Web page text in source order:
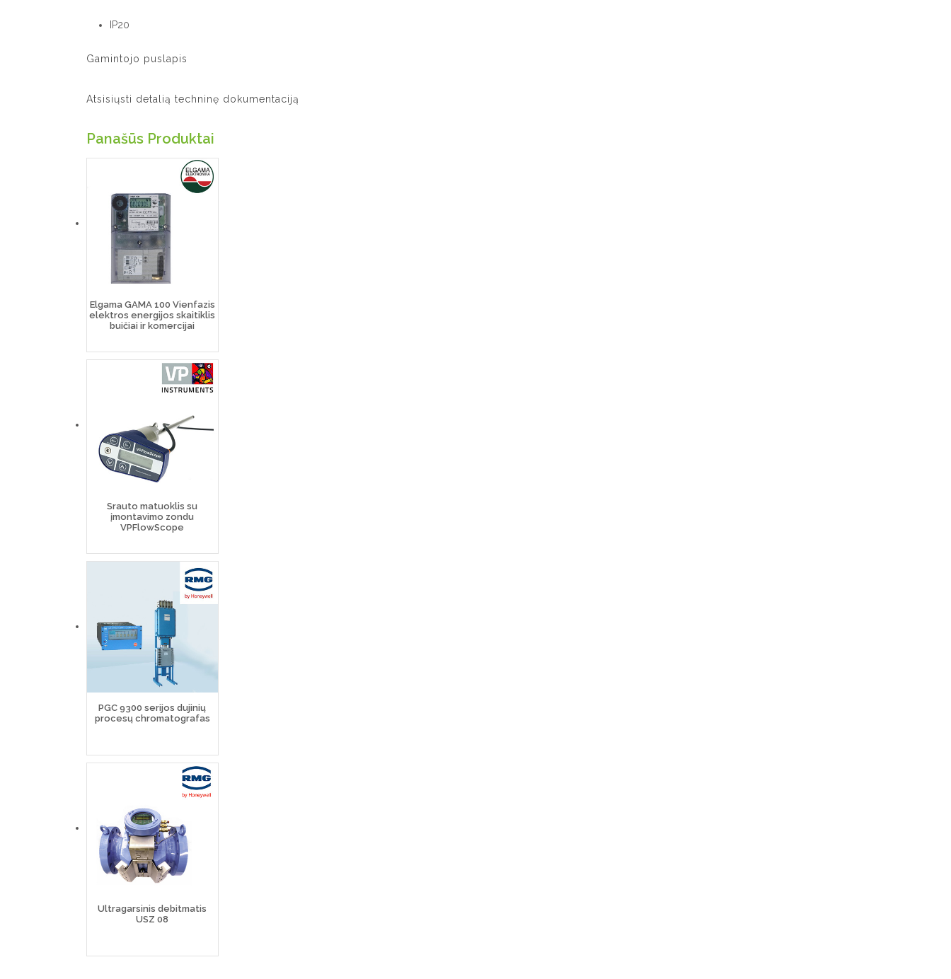
IP20
Gamintojo puslapis
Atsisiųsti detalią techninę dokumentaciją
Panašūs Produktai
Elgama GAMA 100 Vienfazis
elektros energijos skaitiklis
buičiai ir komercijai
Srauto matuoklis su
įmontavimo zondu
VPFlowScope
PGC 9300 serijos dujinių
procesų chromatografas
Ultragarsinis debitmatis
USZ 08